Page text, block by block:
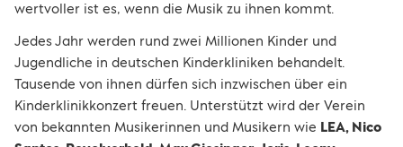
wertvoller ist es, wenn die Musik zu ihnen kommt.
Jedes Jahr werden rund zwei Millionen Kinder und
Jugendliche in deutschen Kinderkliniken behandelt.
Tausende von ihnen dürfen sich inzwischen über ein
Kinderklinikkonzert freuen. Unterstützt wird der Verein
von bekannten Musikerinnen und Musikern wie LEA, Nico